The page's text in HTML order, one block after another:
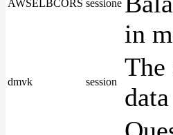
AWSELBCORS sessione
in
dmvk session